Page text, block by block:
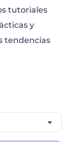
tutoriales
y
tendencias